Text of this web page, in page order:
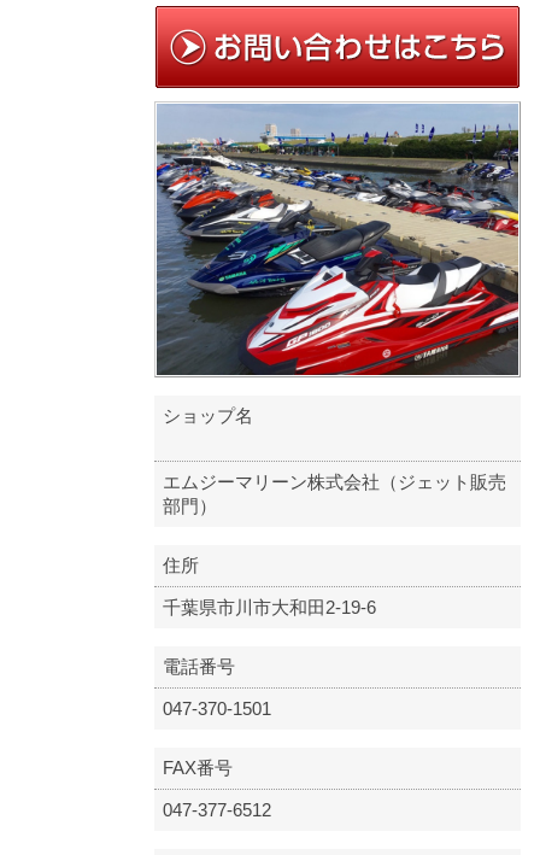
ショップ名
エムジーマリーン株式会社（ジェット販売
部門）
住所
千葉県市川市大和田2-19-6
電話番号
047-370-1501
FAX番号
047-377-6512